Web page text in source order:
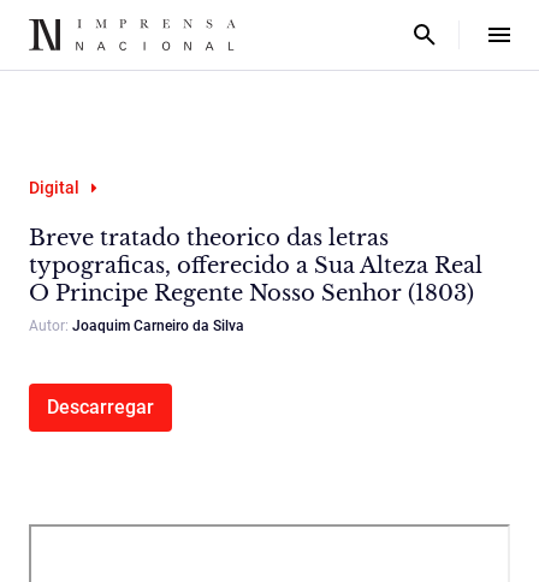
Digital
Breve tratado theorico das letras
typograficas, offerecido a Sua Alteza Real
O Principe Regente Nosso Senhor (1803)
Autor: Joaquim Carneiro da Silva
Descarregar